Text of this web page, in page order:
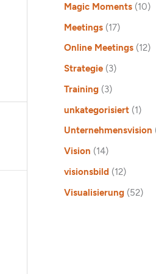
Magic Moments(10)
Meetings(17)
Online Meetings(12)
Strategie(3)
Training(3)
unkategorisiert(1)
Unternehmensvision
Vision (14)
visionsbild (12)
Visualisierung(52)